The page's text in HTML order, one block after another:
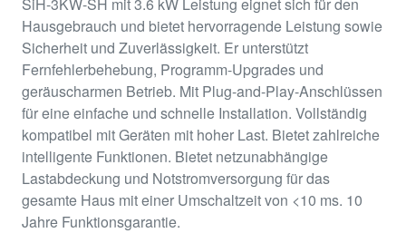
Hausgebrauch und bietet hervorragende Leistung sowie
Sicherheit und Zuverlässigkeit. Er unterstützt
Fernfehlerbehebung, Programm-Upgrades und
geräuscharmen Betrieb. Mit Plug-and-Play-Anschlüssen
für eine einfache und schnelle Installation. Vollständig
kompatibel mit Geräten mit hoher Last. Bietet zahlreiche
intelligente Funktionen. Bietet netzunabhängige
Lastabdeckung und Notstromversorgung für das
gesamte Haus mit einer Umschaltzeit von <10 ms. 10
Jahre Funktionsgarantie.